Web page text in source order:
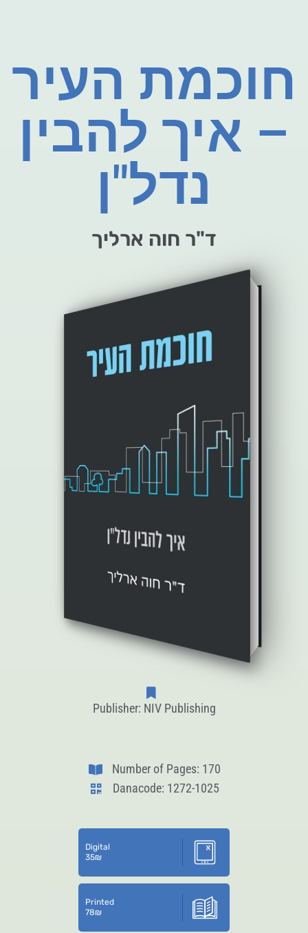
חוכמת העיר
– איך להבין
נדל"ן
ד"ר חוה ארליך
Publisher: NIV Publishing
Number of Pages: 170
Danacode: 1272-1025
Digital
35₪
Printed
78₪